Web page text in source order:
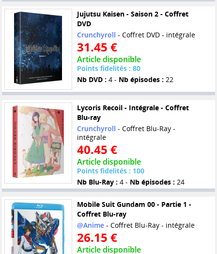
Jujutsu Kaisen - Saison 2 - Coffret
DVD
Crunchyroll - Coffret DVD - intégrale
31.45 €
Article disponible
Points fidelités : 80
Nb DVD : 4 - Nb épisodes : 22
Lycoris Recoil - Intégrale - Coffret
Blu-ray
Crunchyroll - Coffret Blu-Ray -
intégrale
40.45 €
Article disponible
Points fidelités : 100
Nb Blu-Ray : 4 - Nb épisodes : 24
Mobile Suit Gundam 00 - Partie 1 -
Coffret Blu-ray
@Anime- Coffret Blu-Ray - intégrale
26.15 €
Article disponible